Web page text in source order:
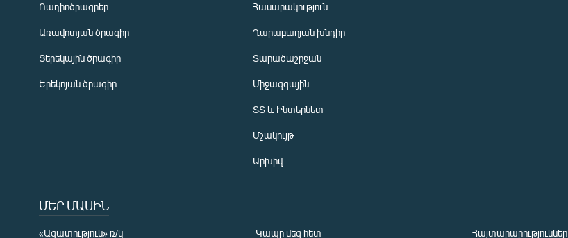
Ռադիոծրագրեր
Առավոտյան ծրագիր
Ցերեկային ծրագիր
Երեկոյան ծրագիր
Հասարակություն
Ղարաբաղյան խնդիր
Տարածաշրջան
Միջազգային
ՏՏ և Ինտերնետ
Մշակույթ
Արխիվ
ՄԵՐ ՄԱՍԻՆ
«Ազատություն» ռ/կ Կապը մեզ հետ Հայտարարություններ